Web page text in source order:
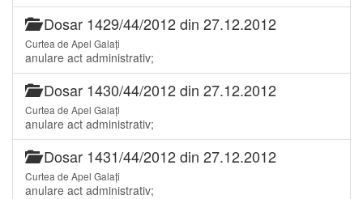
Dosar 1429/44/2012 din 27.12.2012
Curtea de Apel Galați
anulare act administrativ;
Dosar 1430/44/2012 din 27.12.2012
Curtea de Apel Galați
anulare act administrativ;
Dosar 1431/44/2012 din 27.12.2012
Curtea de Apel Galați
anulare act administrativ;